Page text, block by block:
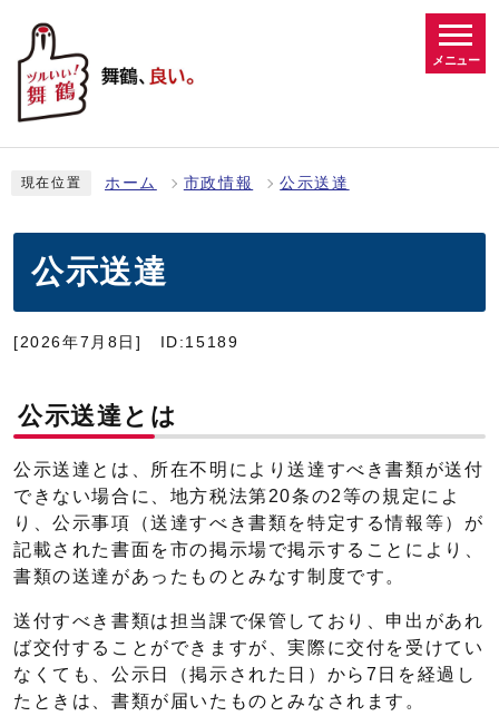
メニュー
現在位置 ホーム 市政情報 公示送達
公示送達
[2026年7月8日] ID:15189
公示送達とは
公示送達とは、所在不明により送達すべき書類が送付
できない場合に、地方税法第20条の2等の規定によ
り、公示事項（送達すべき書類を特定する情報等）が
記載された書面を市の掲示場で掲示することにより、
書類の送達があったものとみなす制度です。
送付すべき書類は担当課で保管しており、申出があれ
ば交付することができますが、実際に交付を受けてい
なくても、公示日（掲示された日）から7日を経過し
たときは、書類が届いたものとみなされます。